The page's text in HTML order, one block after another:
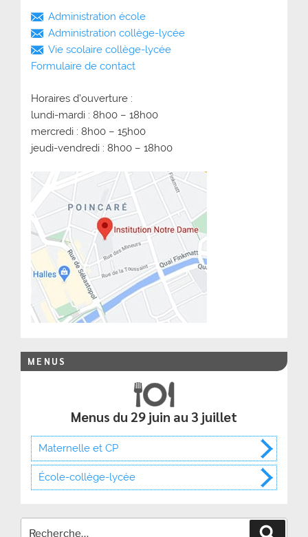
Administration école
Administration collège-lycée
Vie scolaire collège-lycée
Formulaire de contact
Horaires d’ouverture :
lundi-mardi : 8h00 – 18h00
mercredi : 8h00 – 15h00
jeudi-vendredi : 8h00 – 18h00
MENUS
Menus du 29 juin au 3 juillet
Maternelle et CP
École-collège-lycée